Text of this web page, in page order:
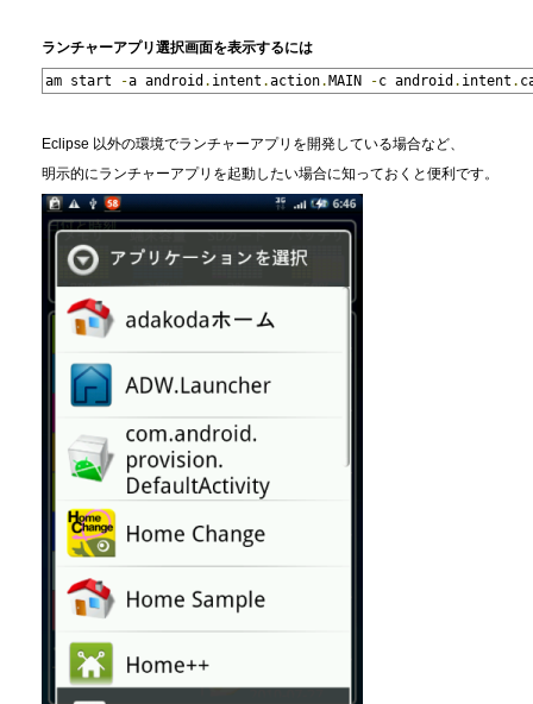
ランチャーアプリ選択画面を表示するには
am start
-a android . intent .action. MAIN -c android . intent .
Eclipse 以外の環境でランチャーアプリを開発している場合など、
明示的にランチャーアプリを起動したい場合に知っておくと便利です。